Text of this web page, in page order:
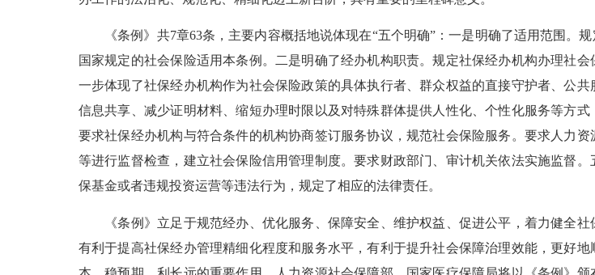
《条例》共7章63条，主要内容概括地说体现在“五个明确”：一是明确了适用范围。
国家规定的社会保险适用本条例。二是明确了经办机构职责。规定社保经办机构办理社
一步体现了社保经办机构作为社会保险政策的具体执行者、群众权益的直接守护者、公
信息共享、减少证明材料、缩短办理时限以及对特殊群体提供人性化、个性化服务等方
要求社保经办机构与符合条件的机构协商签订服务协议，规范社会保险服务。要求人力
等进行监督检查，建立社会保险信用管理制度。要求财政部门、审计机关依法实施监督
保基金或者违规投资运营等违法行为，规定了相应的法律责任。
《条例》立足于规范经办、优化服务、保障安全、维护权益、促进公平，着力健全社
有利于提高社保经办管理精细化程度和服务水平，有利于提升社会保障治理效能，更好